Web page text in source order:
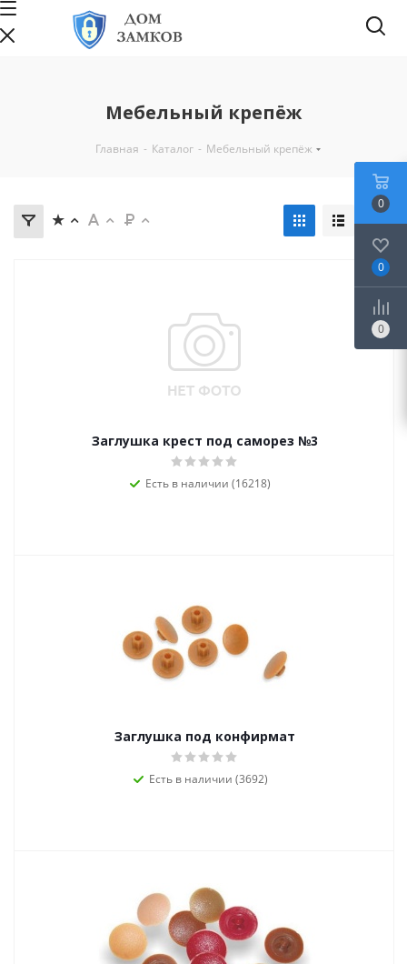
Мебельный крепёж
Главная - Каталог - Мебельный крепёж
Заглушка крест под саморез №3
Есть в наличии (16218)
Заглушка под конфирмат
Есть в наличии (3692)
0
0
0